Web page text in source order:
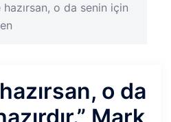
hazırsan, o da senin için
o da